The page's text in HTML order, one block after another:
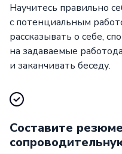
Научитесь правильно
с потенциальным
рассказывать о себе,
на задаваемые
и заканчивать беседу.
Составите